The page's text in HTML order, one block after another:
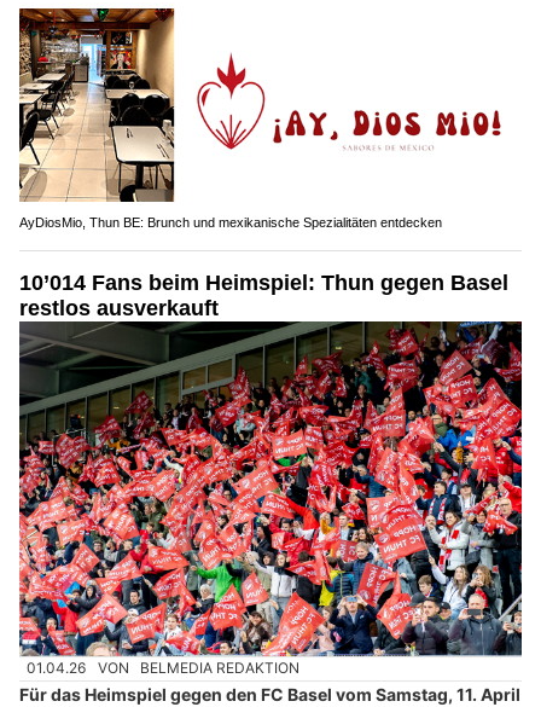
AyDiosMio, Thun BE: Brunch und mexikanische Spezialitäten entdecken
10’014 Fans beim Heimspiel: Thun gegen Basel
restlos ausverkauft
01.04.26 VON BELMEDIA REDAKTION
Für das Heimspiel gegen den FC Basel vom Samstag, 11. April